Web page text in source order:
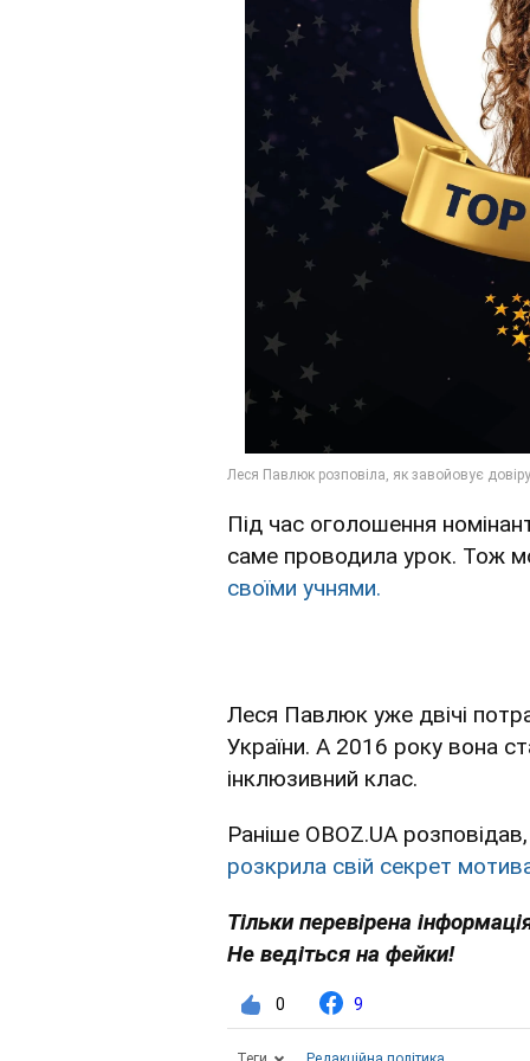
Під час оголошення
саме проводила урок. Тож
своїми учнями.
Леся Павлюк уже двічі
України. А 2016 року вона
інклюзивний клас.
Раніше OBOZ.UA
розкрила свій секрет
Тільки перевірена
Не ведіться на фейки!
0 9